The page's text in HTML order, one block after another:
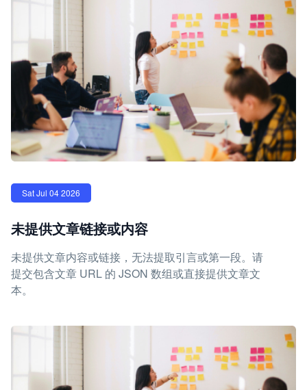
Sat Jul 04 2026
未提供文章链接或内容
未提供文章内容或链接，无法提取引言或第一段。请
提交包含文章 URL 的 JSON 数组或直接提供文章文
本。